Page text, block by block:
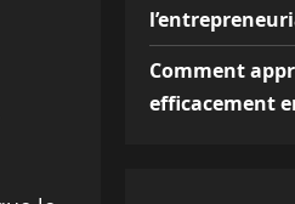
Comment
efficacement